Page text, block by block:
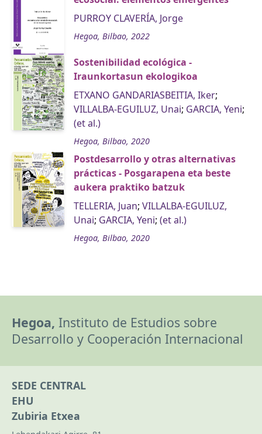
PURROY CLAVERÍA, Jorge
Hegoa, Bilbao, 2022
Sostenibilidad ecológica -
Iraunkortasun ekologikoa
ETXANO GANDARIASBEITIA, Iker;
VILLALBA-EGUILUZ, Unai; GARCIA, Yeni;
(et al.)
Hegoa, Bilbao, 2020
Postdesarrollo y otras alternativas
prácticas - Posgarapena eta beste
aukera praktiko batzuk
TELLERIA, Juan; VILLALBA-EGUILUZ,
Unai; GARCIA, Yeni; (et al.)
Hegoa, Bilbao, 2020
Hegoa, Instituto de Estudios sobre
Desarrollo y Cooperación Internacional
SEDE CENTRAL
EHU
Zubiria Etxea